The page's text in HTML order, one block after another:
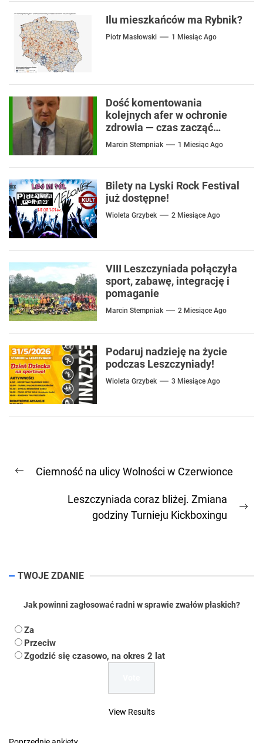
Ilu mieszkańców ma Rybnik?
Piotr Masłowski 1 Miesiąc Ago
Dość komentowania
kolejnych afer w ochronie
zdrowia — czas zacząć
mówić o rozwiązaniach
Marcin Stempniak 1 Miesiąc Ago
Bilety na Lyski Rock Festival
już dostępne!
Wioleta Grzybek 2 Miesiące Ago
VIII Leszczyniada połączyła
sport, zabawę, integrację i
pomaganie
Marcin Stempniak 2 Miesiące Ago
Podaruj nadzieję na życie
podczas Leszczyniady!
Wioleta Grzybek 3 Miesiące Ago
wpisu
Previous
Ciemność na ulicy Wolności w Czerwionce
Leszczyniada coraz bliżej. Zmiana
godziny Turnieju Kickboxingu
TWOJE ZDANIE
Jak powinni zagłosować radni w sprawie zwałów płaskich?
Za
Przeciw
Zgodzić się czasowo, na okres 2 lat
View Results